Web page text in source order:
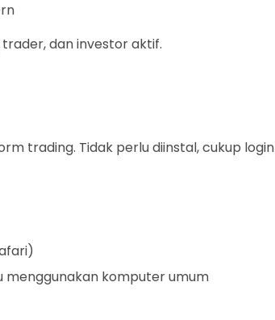
dan investor aktif.
trading. Tidak perlu diinstal, cukup login
komputer umum